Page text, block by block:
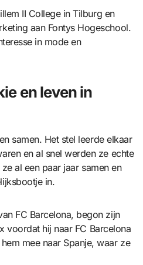
II College in Tilburg en
aan Fontys Hogeschool.
in mode en
en leven in
samen. Het stel leerde elkaar
en al snel werden ze echte
al een paar jaar samen en
in.
FC Barcelona, begon zijn
voordat hij naar FC Barcelona
mee naar Spanje, waar ze